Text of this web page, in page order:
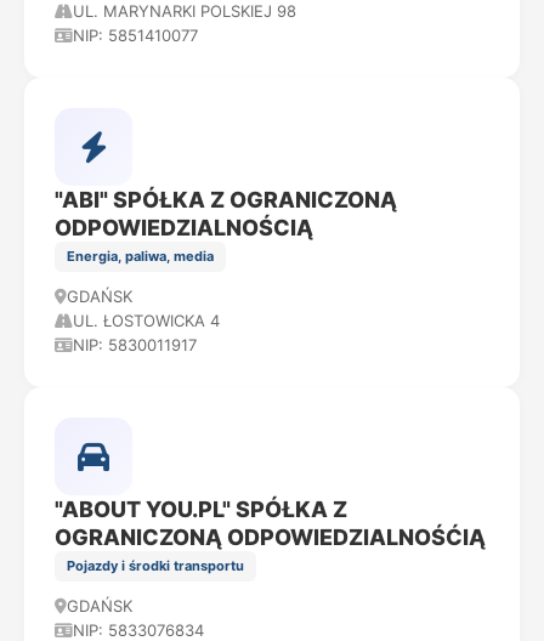
UL. MARYNARKI POLSKIEJ 98
NIP: 5851410077
"ABI" SPÓŁKA Z OGRANICZONĄ
ODPOWIEDZIALNOŚCIĄ
Energia, paliwa, media
GDAŃSK
UL. ŁOSTOWICKA 4
NIP: 5830011917
"ABOUT YOU.PL" SPÓŁKA Z
OGRANICZONĄ ODPOWIEDZIALNOŚĆIĄ
Pojazdy i środki transportu
GDAŃSK
NIP: 5833076834